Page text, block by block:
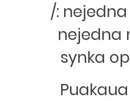
/:
nejedna
synka